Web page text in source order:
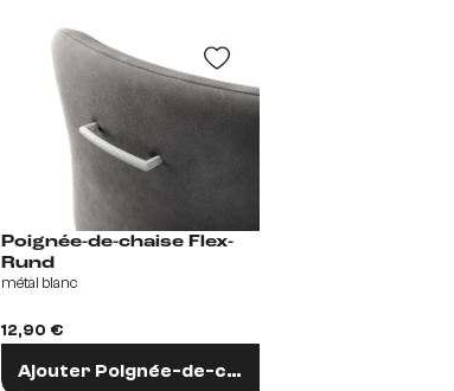
Poignée-de-chaise Flex-
Rund
métal blanc
12,90 €
Ajouter Poignée-de-chaise